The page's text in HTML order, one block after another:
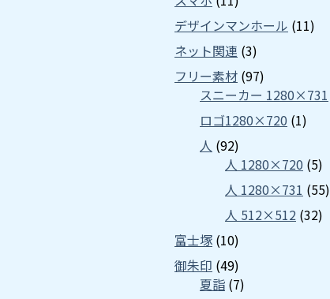
デザインマンホール (11)
ネット関連 (3)
フリー素材 (97)
スニーカー 1280×731
ロゴ1280×720 (1)
人 (92)
人 1280×720 (5)
人 1280×731 (55)
人 512×512 (32)
富士塚 (10)
御朱印 (49)
夏詣 (7)